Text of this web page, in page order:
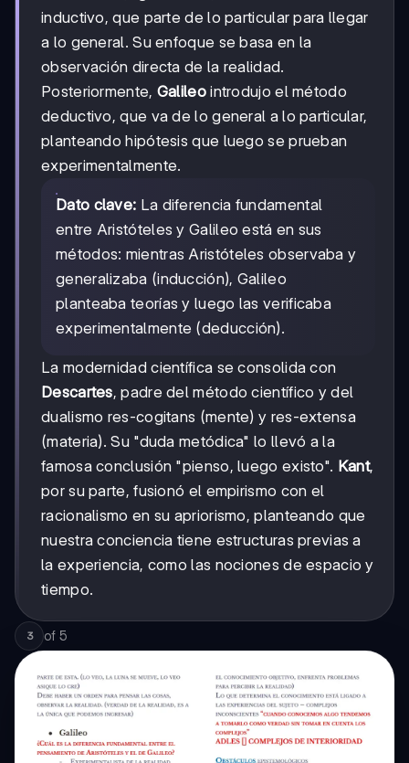
inductivo, que parte de lo particular para llegar
a lo general. Su enfoque se basa en la
observación directa de la realidad.
Posteriormente, Galileointrodujo el método
deductivo, que va de lo general a lo particular,
planteando hipótesis que luego se prueban
experimentalmente.
Dato clave: La diferencia fundamental
entre Aristóteles y Galileo está en sus
métodos: mientras Aristóteles observaba y
generalizaba (inducción), Galileo
planteaba teorías y luego las verificaba
experimentalmente (deducción).
La modernidad científica se consolida con
Descartes, padre del método científico y del
dualismo res-cogitans (mente) y res-extensa
(materia). Su "duda metódica" lo llevó a la
famosa conclusión "pienso, luego existo". Kant,
por su parte, fusionó el empirismo con el
racionalismo en su apriorismo, planteando que
nuestra conciencia tiene estructuras previas a
la experiencia, como las nociones de espacio y
tiempo.
3 of 5